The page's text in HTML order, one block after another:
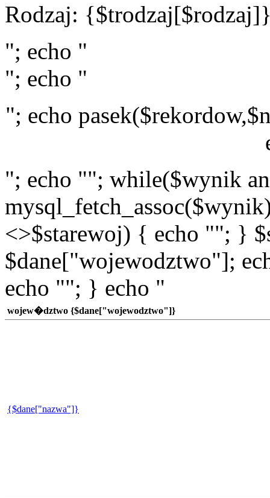
Rodzaj:
"; echo "
"; echo "
"; echo
"; echo ""; while($wynik
<>$starewoj) { echo ""; }
$dane["wojewodztwo"];
echo ""; } echo "
wojew�dztwo {$dane["wojewodztwo"]}
{$dane["nazwa"]}